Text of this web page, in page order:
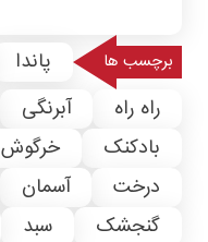
برچسب ها پاندا
راه راه
آبرنگی
بادکنک
خرگوش
درخت
آسمان
گنجشک
سبد